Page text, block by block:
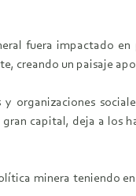
fuera impactado
creando un paisaje
organizaciones
capital, deja a los
minera teniendo